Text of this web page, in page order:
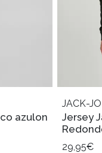
azulon
JACK-
Jersey
29,95€